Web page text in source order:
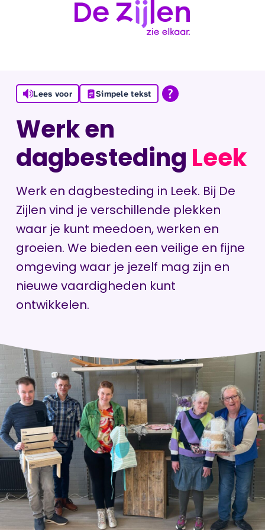
Lees voor Simpele tekst
Werk en
dagbesteding Leek
Werk en dagbesteding in Leek. Bij De
Zijlen vind je verschillende plekken
waar je kunt meedoen, werken en
groeien. We bieden een veilige en fijne
omgeving waar je jezelf mag zijn en
nieuwe vaardigheden kunt
ontwikkelen.